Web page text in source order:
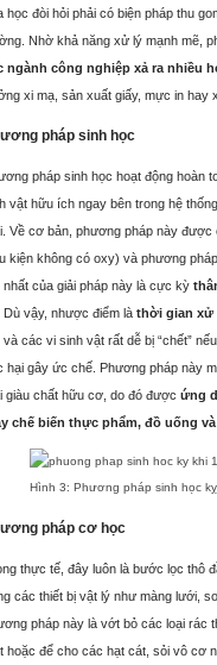
học đòi hỏi phải có biện pháp thu
Nhờ khả năng xử lý mạnh mẽ,
ngành công nghiệp xả ra nhiều
xi mạ, sản xuất giấy, mực in hay
pháp sinh học
pháp sinh học hoạt động hoàn
vật hữu ích ngay bên trong hệ
. Về cơ bản, phương pháp này
kiện không có oxy) và phương
nhất của giải pháp này là cực kỳ
Dù vậy, nhược điểm là thời gian xử
và các vi sinh vật rất dễ bị “chết”
hại gây ức chế. Phương pháp này
giàu chất hữu cơ, do đó được ứng
chế biến thực phẩm, đồ uống
Hình 3: Phương pháp sinh học
pháp cơ học
thực tế, đây luôn là bước lọc thô
các thiết bị vật lý như màng lưới,
pháp này là vớt bỏ các loại rác
hoặc để cho các hạt cát, sỏi vô cơ